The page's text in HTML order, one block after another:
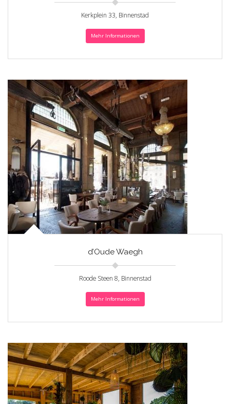
Kerkplein 33, Binnenstad
Mehr Informationen
d’Oude Waegh
Roode Steen 8, Binnenstad
Mehr Informationen